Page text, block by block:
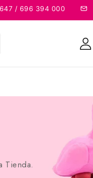
/ 696 394 000
Tienda.